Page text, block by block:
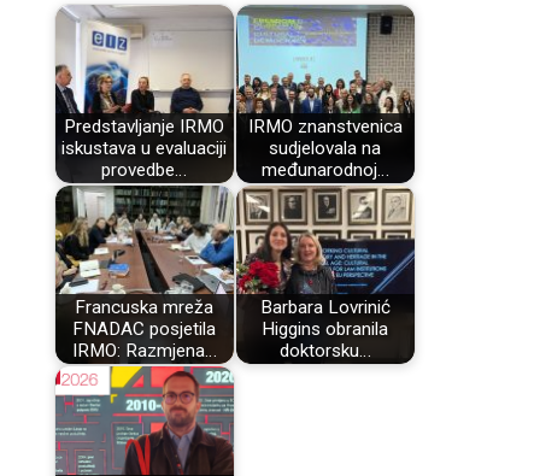
Predstavljanje IRMO
iskustava u evaluaciji
provedbe…
IRMO znanstvenica
sudjelovala na
međunarodnoj…
Francuska mreža
FNADAC posjetila
IRMO: Razmjena…
Barbara Lovrinić
Higgins obranila
doktorsku…